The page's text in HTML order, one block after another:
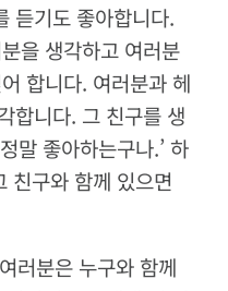
듣기도 좋아합니다.
을 생각하고 여러분
합니다. 여러분과 헤
합니다. 그 친구를 생
말 좋아하는구나.’ 하
친구와 함께 있으면
여러분은 누구와 함께